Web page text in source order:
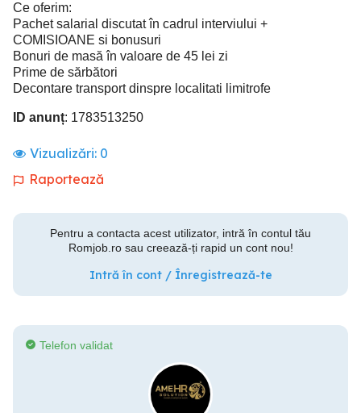
Ce oferim:
Pachet salarial discutat în cadrul interviului +
COMISIOANE si bonusuri
Bonuri de masă în valoare de 45 lei zi
Prime de sărbători
Decontare transport dinspre localitati limitrofe
ID anunț: 1783513250
Vizualizări: 0
Raportează
Pentru a contacta acest utilizator, intră în contul tău
Romjob.ro sau creează-ți rapid un cont nou!
Intră în cont / Înregistrează-te
Telefon validat